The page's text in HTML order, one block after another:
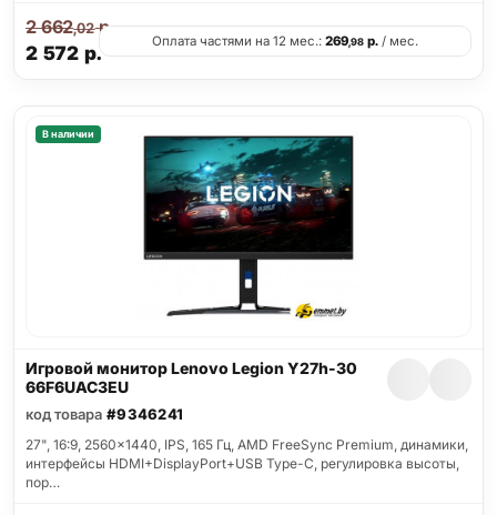
2 572 р.
2 662,02р.
Оплата частями на 12 мес.: 269,98 р. / мес.
В наличии
Игровой монитор Lenovo Legion Y27h-30
66F6UAC3EU
код товара #9346241
27", 16:9, 2560x1440, IPS, 165 Гц, AMD FreeSync Premium, динамики,
интерфейсы HDMI+DisplayPort+USB Type-C, регулировка высоты,
пор…